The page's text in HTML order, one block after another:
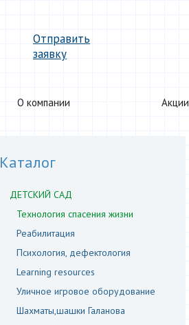
Отправить
заявку
О компании Акции
Каталог
ДЕТСКИЙ САД
Технология спасения жизни
Реабилитация
Психология, дефектология
Learning resources
Уличное игровое оборудование
Шахматы,шашки Галанова